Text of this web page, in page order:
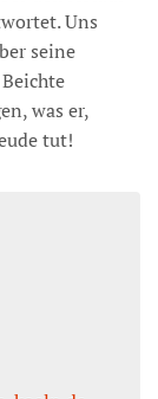
Uns
seine
was er,
tut!